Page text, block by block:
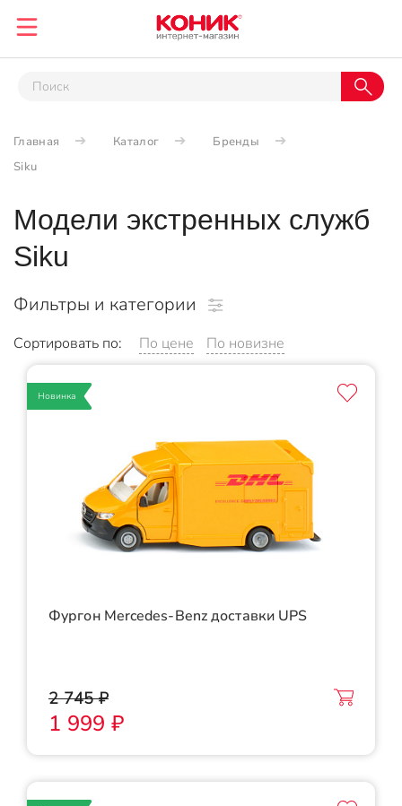
Главная Каталог
Бренды
Siku
Модели экстренных служб
Siku
Фильтры и категории
Сортировать по: По цене По новизне
Новинка
Фургон Mercedes-Benz доставки UPS
2 745 ₽
1 999 ₽